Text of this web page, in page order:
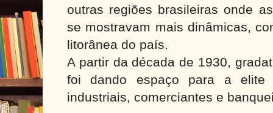
outras regiões brasileiras onde
se mostravam mais dinâmicas,
litorânea do país.
A partir da década de 1930,
foi dando espaço para a elite
industriais, comerciantes e